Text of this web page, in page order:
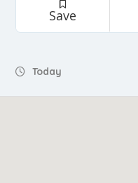
Save
Today